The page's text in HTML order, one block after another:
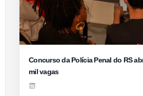
Concurso da Polícia Penal do RS
mil vagas